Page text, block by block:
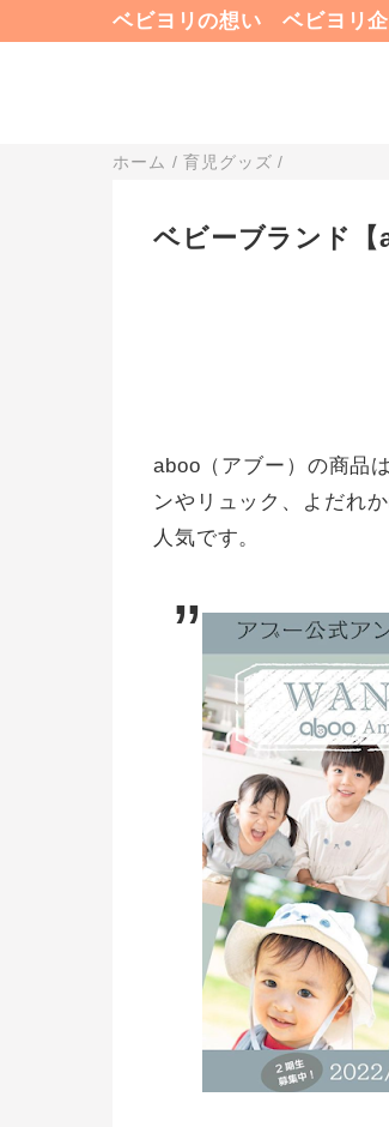
ベビヨリの想い ベビヨリ
ホーム /育児グッズ /
ベビーブランド【
aboo（アブー）の商品
ンやリュック、よだれ
人気です。